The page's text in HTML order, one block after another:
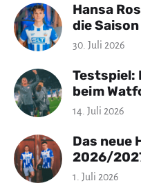
Hansa
die
30. Juli 2026
Testspiel:
beim
14. Juli 2026
Das neue
2026/
1. Juli 2026